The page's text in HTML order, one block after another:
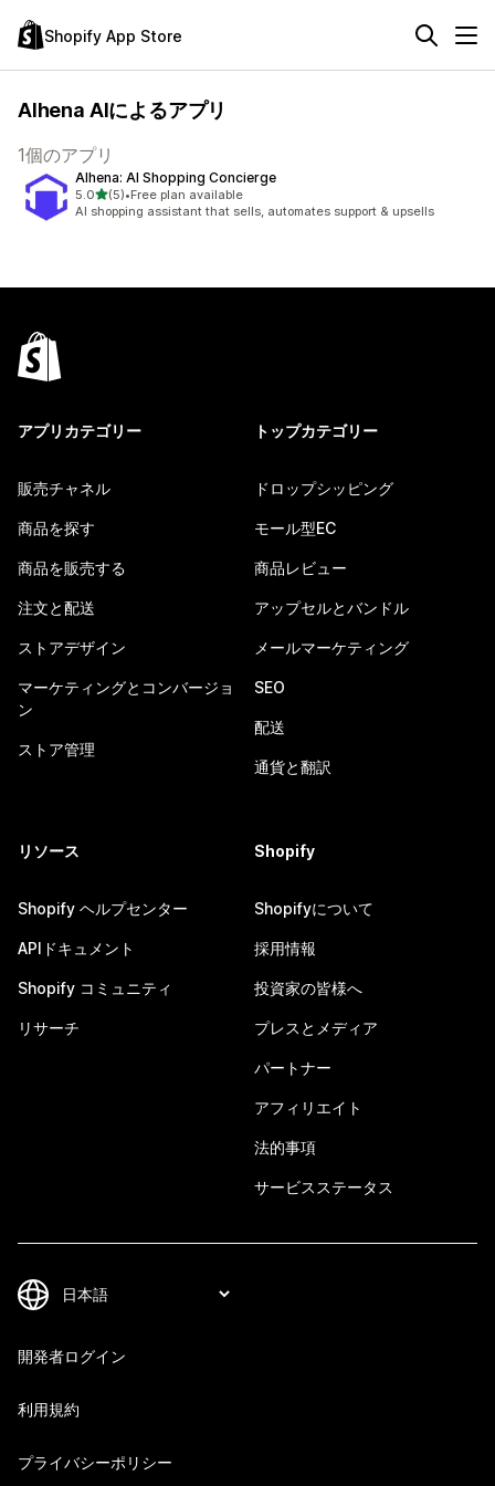
Shopify App Store
Alhena AIによるアプリ
1個のアプリ
Alhena: AI Shopping Concierge
5.05つ星中
(5)
合計レビュー数：5件
•Free plan available
AI shopping assistant that sells, automates support & upsells
アプリカテゴリー
販売チャネル
商品を探す
商品を販売する
注文と配送
ストアデザイン
マーケティングとコンバージョ
ン
ストア管理
トップカテゴリー
ドロップシッピング
モール型EC
商品レビュー
アップセルとバンドル
メールマーケティング
SEO
配送
通貨と翻訳
リソース
Shopify ヘルプセンター
APIドキュメント
Shopify コミュニティ
リサーチ
Shopify
Shopifyについて
採用情報
投資家の皆様へ
プレスとメディア
パートナー
アフィリエイト
法的事項
サービスステータス
開発者ログイン
利用規約
プライバシーポリシー